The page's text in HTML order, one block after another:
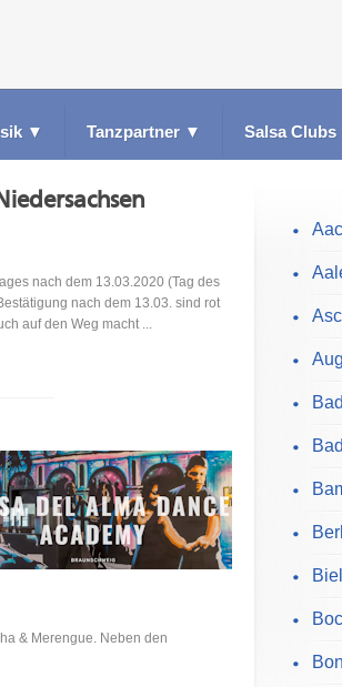
▼ Tanzpartner ▼ Salsa Clubs
nach dem 13.03.2020 (Tag des
nach dem 13.03. sind rot
auf den Weg macht ...
& Merengue. Neben den